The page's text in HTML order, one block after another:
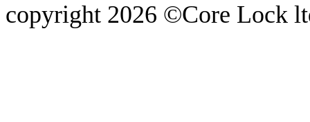
copyright 2026 ©Core Lock